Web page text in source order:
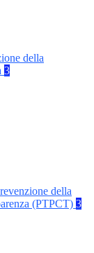
della
3
della
(PTPCT) 3